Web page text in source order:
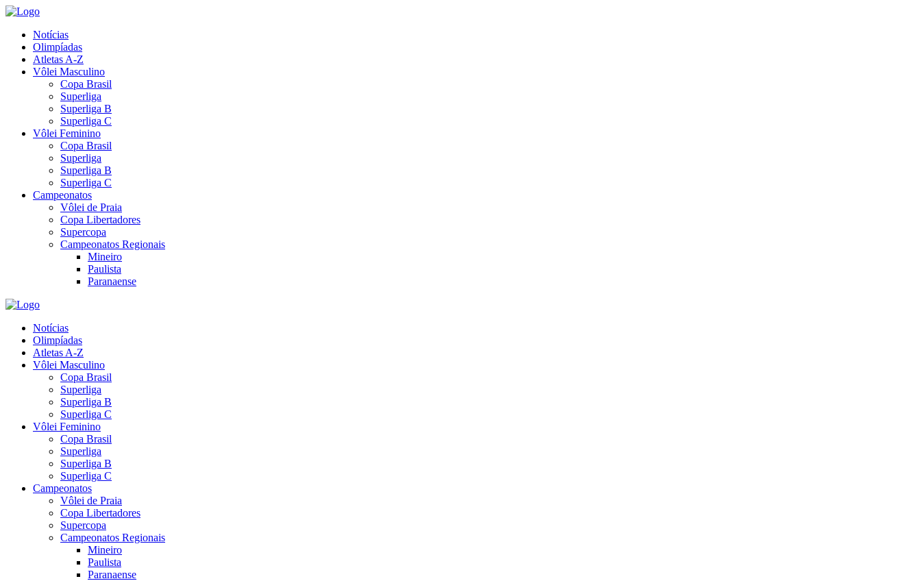
Notícias
Olimpíadas
Atletas A-Z
Vôlei Masculino
Copa Brasil
Superliga
Superliga B
Superliga C
Vôlei Feminino
Copa Brasil
Superliga
Superliga B
Superliga C
Campeonatos
Vôlei de Praia
Copa Libertadores
Supercopa
Campeonatos Regionais
Mineiro
Paulista
Paranaense
Notícias
Olimpíadas
Atletas A-Z
Vôlei Masculino
Copa Brasil
Superliga
Superliga B
Superliga C
Vôlei Feminino
Copa Brasil
Superliga
Superliga B
Superliga C
Campeonatos
Vôlei de Praia
Copa Libertadores
Supercopa
Campeonatos Regionais
Mineiro
Paulista
Paranaense